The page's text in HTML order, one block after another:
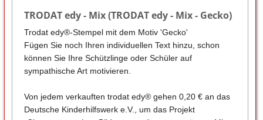
TRODAT edy - Mix (TRODAT edy - Mix - Gecko)
Trodat edy®-Stempel mit dem Motiv 'Gecko'
Fügen Sie noch Ihren individuellen Text hinzu, schon
können Sie Ihre Schützlinge oder Schüler auf
sympathische Art motivieren.
Von jedem verkauften trodat edy® gehen 0,20 € an das
Deutsche Kinderhilfswerk e.V., um das Projekt